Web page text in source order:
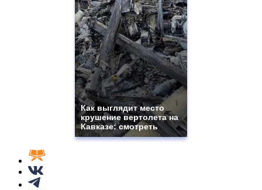
Как выглядит место
крушение вертолета на
Кавказе: смотреть